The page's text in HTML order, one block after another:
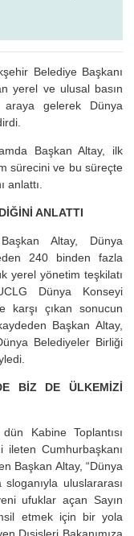
Belediye Başkanı
yerel ve ulusal basın
araya gelerek Dünya
Başkan Altay, ilk
sürecini ve bu süreçte
anlattı.
ANLATTI
Altay, Dünya
240 binden fazla
yerel yönetim teşkilatı
Dünya Konseyi
karşı çıkan sonucun
Başkan Altay,
Belediyeler Birliği
BİZ DE ÜLKEMİZİ
Kabine Toplantısı
ileten Cumhurbaşkanı
Başkan Altay, “Dünya
uluslararası
ufuklar açan Sayın
etmek için bir yola
Dışişleri Bakanımıza